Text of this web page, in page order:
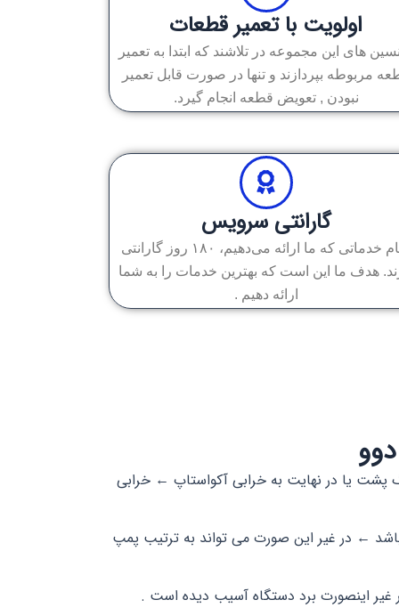
اولویت با تعمیر قطعات
های این مجموعه در تلاشند که ابتدا به تعمیر
مربوطه بپردازند و تنها در صورت قابل تعمیر
نبودن , تعویض قطعه انجام گیرد.
گارانتی سرویس
تمام خدماتی که ما ارائه می‌دهیم، ۱۸۰ روز گارانتی
هدف ما این است که بهترین خدمات را به شما
ارائه دهیم .
پشت یا در نهایت به خرابی آکواستاپ ← خرابی
← در غیر این صورت می تواند به ترتیب پمپ
اینصورت برد دستگاه آسیب دیده است .